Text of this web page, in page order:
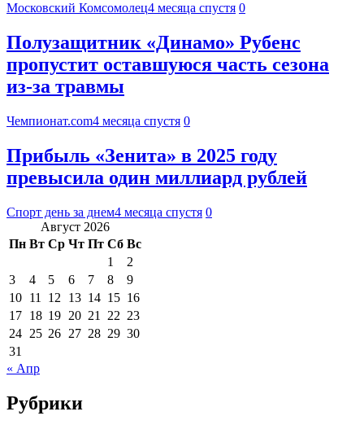
Московский Комсомолец4 месяца спустя 0
Полузащитник «Динамо» Рубенс
пропустит оставшуюся часть сезона
из-за травмы
Чемпионат.com4 месяца спустя 0
Прибыль «Зенита» в 2025 году
превысила один миллиард рублей
Спорт день за днем4 месяца спустя 0
Август 2026
Пн Вт Ср Чт Пт Сб Вс
1
2
3
4 5 6 7 8
9
10 11 12 13 14 15 16
17 18 19 20 21 22 23
24 25 26 27 28 29 30
31
« Апр
Рубрики